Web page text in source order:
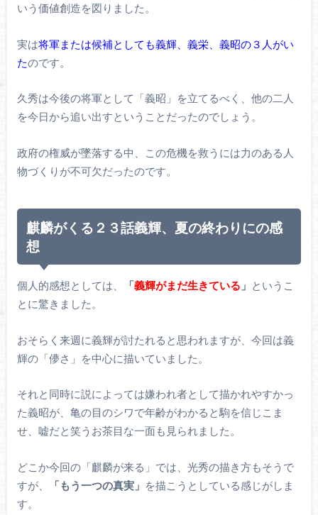
いう価値創造を図りました。
実は将軍または候補としても義輝、義栄、義昭の３人がい
たのです。
久秀は今後の将軍として「義昭」を立てるべく、他の二人
を今日から追い出すということだったのでしょう。
政府の権威が墜落する中、この危機を救うには力のある人
物づくりが不可欠だったのです。
麒麟がくる２３話義輝、夏の終わりにの感
想
個人的感想としては、 「義輝がまだ生きている 」 というこ
とに驚きました。
おそらく来週に義輝が討たれると思われますが、今回は義
輝の「儚さ」を中心に描いていました。
それと同時に説によっては嫌われ者として描かれやすかっ
た義昭が、亀の目のシワで年齢がわかると駒を信じこま
せ、嘘だと笑うお茶目な一面も見られました。
どこか今回の「麒麟が来る」では、光秀の描き方もそうで
すが、
「もう一つの真実」 を描こうとしている感じがしま
す。